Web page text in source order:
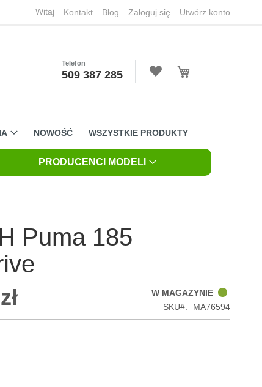
Witaj Kontakt Blog Zaloguj się Utwórz konto
Telefon
509 387 285
NOWOŚĆ WSZYSTKIE PRODUKTY
PRODUCENCI MODELI
Puma 185
W MAGAZYNIE
SKU
MA76594